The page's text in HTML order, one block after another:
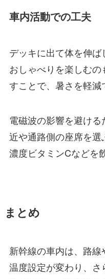
車内活動での工夫
デッキに出て体を伸
おしゃべりを楽しむ
すことで、暑さを軽減
電磁波の影響を避け
近や通路側の座席を
濃度ビタミンCなどを
まとめ
新幹線の車内は、路
温度設定が変わり、